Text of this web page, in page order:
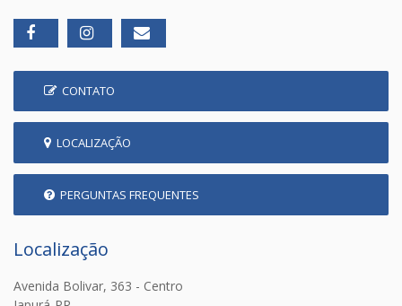
CONTATO
LOCALIZAÇÃO
PERGUNTAS FREQUENTES
Localização
Avenida Bolivar, 363 - Centro